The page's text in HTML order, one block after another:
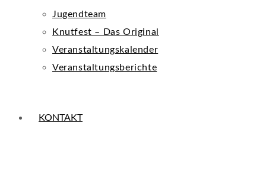
Jugendteam
Knutfest – Das Original
Veranstaltungskalender
Veranstaltungsberichte
KONTAKT